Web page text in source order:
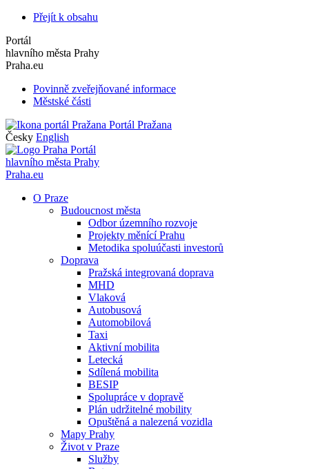
Přejít k obsahu
Portál
hlavního města Prahy
Praha.eu
Povinně zveřejňované informace
Městské části
Portál Pražana
Česky English
Portál
hlavního města Prahy
Praha.eu
O Praze
Budoucnost města
Odbor územního rozvoje
Projekty měnící Prahu
Metodika spoluúčasti investorů
Doprava
Pražská integrovaná doprava
MHD
Vlaková
Autobusová
Automobilová
Taxi
Aktivní mobilita
Letecká
Sdílená mobilita
BESIP
Spolupráce v dopravě
Plán udržitelné mobility
Opuštěná a nalezená vozidla
Mapy Prahy
Život v Praze
Služby